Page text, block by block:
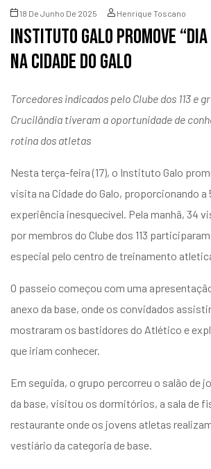
18 De Junho De 2025 Henrique Toscano
Instituto Galo promove “Dia
na Cidade do Galo
Torcedores indicados pelo Clube dos 113 e
Crucilândia tiveram a oportunidade de
rotina dos atletas
Nesta terça-feira (17), o Instituto Galo
visita na Cidade do Galo, proporcionando a
experiência inesquecível. Pela manhã, 34
por membros do Clube dos 113
especial pelo centro de treinamento
O passeio começou com uma
anexo da base, onde os convidados
mostraram os bastidores do Atlético e
que iriam conhecer.
Em seguida, o grupo percorreu o salão de
da base, visitou os dormitórios, a sala de
restaurante onde os jovens atletas
vestiário da categoria de base.